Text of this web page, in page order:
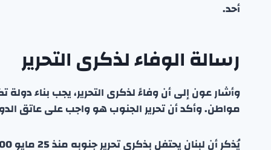
أحد.
رسالة الوفاء لذكرى التحرير
وأشار عون إلى أن وفاءً لذكرى التحرير، يجب بناء
مواطن. وأكد أن تحرير الجنوب هو واجب على عاتق